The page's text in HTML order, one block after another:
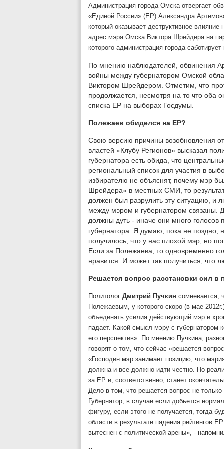
Администрация города Омска отвергает
«Единой России» (ЕР) Александра
который оказывает деструктивное
адрес мэра Омска Виктора Шрейдера на
которого администрация города
По мнению наблюдателей, обвинения
войны между губернатором Омской
Виктором Шрейдером. Отметим, что
продолжается, несмотря на то что оба
списка ЕР на выборах Госдумы.
Полежаев обиделся на ЕР?
Свою версию причины возобновления
властей «Клубу Регионов» высказал
губернатора есть обида, что
региональный список для участия в
избирателю не объяснят, почему мэр
Шрейдера» в местных СМИ, то
должен был разрулить эту ситуацию, и
между мэром и губернатором связаны.
должны дуть - иначе они много голосов
губернатора. Я думаю, пока не поздно,
получилось, что у нас плохой мэр, но
Если за Полежаева, то одновременно
нравится. И может так получиться, что
Решается вопрос расстановки сил в
Политолог Дмитрий Пучкин сомневается,
Полежаевым, у которого скоро (в мае
объединять усилия действующий мэр и
падает. Какой смысл мэру с губернатором
его перспектив». По мнению Пучкина,
говорят о том, что сейчас «решается
«Господин мэр занимает позицию, что
должна и все должно идти честно. Но
за ЕР и, соответственно, станет
Дело в том, что решается вопрос не
Губернатор, в случае если добьется
фигуру, если этого не получается, тогда
области в результате падения рейтингов
вытеснен с политической арены», -